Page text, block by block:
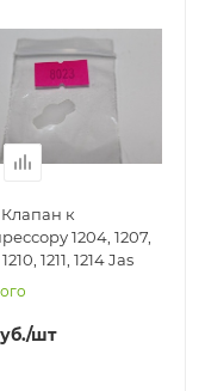
к
1204, 1207,
1211, 1214 Jas
/шт